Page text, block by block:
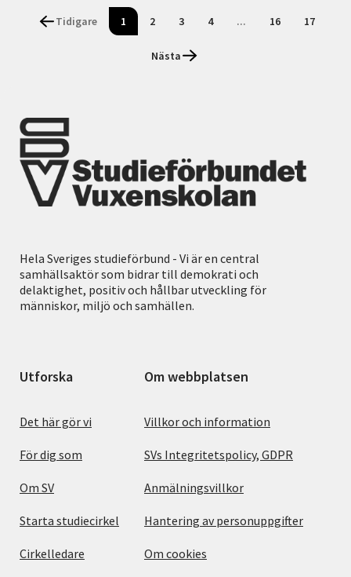
Tidigare 1 2 3 4 ... 16 17
Nästa
Hela Sveriges studieförbund - Vi är en central
samhällsaktör som bidrar till demokrati och
delaktighet, positiv och hållbar utveckling för
människor, miljö och samhällen.
Utforska
Det här gör vi
För dig som
Om SV
Starta studiecirkel
Cirkelledare
Om webbplatsen
Villkor och information
SVs Integritetspolicy, GDPR
Anmälningsvillkor
Hantering av personuppgifter
Om cookies